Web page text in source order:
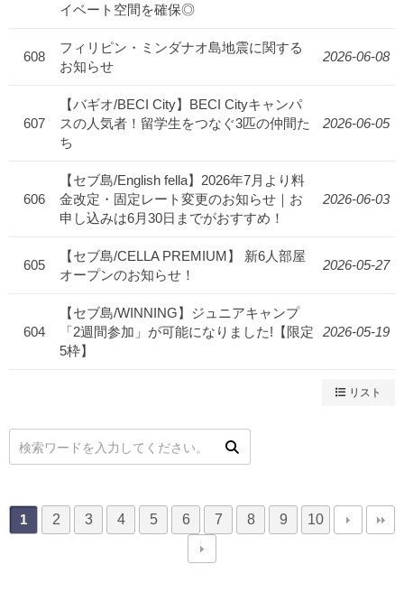
イベート空間を確保◎
608
フィリピン・ミンダナオ島地震に関する
お知らせ
2026-06-08
607
【バギオ/BECI City】BECI Cityキャンパ
スの人気者！留学生をつなぐ3匹の仲間た
ち
2026-06-05
606
【セブ島/English fella】2026年7月より料
金改定・固定レート変更のお知らせ｜お
申し込みは6月30日までがおすすめ！
2026-06-03
605
【セブ島/CELLA PREMIUM】 新6人部屋
オープンのお知らせ！
2026-05-27
604
【セブ島/WINNING】ジュニアキャンプ
「2週間参加」が可能になりました!【限定
5枠】
2026-05-19
リスト
1 2 3 4 5 6 7 8 9 10